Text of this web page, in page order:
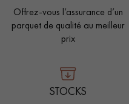
Offrez-vous l’assurance d’un
parquet de qualité au meilleur
prix
STOCKS